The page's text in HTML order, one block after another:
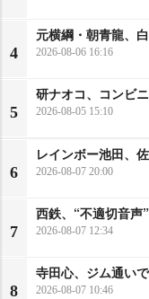
4
元横綱・朝青龍、
2026-08-06 16:16
5
研ナオコ、コンビ
2026-08-05 15:10
6
レインボー池田、
2026-08-07 20:00
7
西鉄、“不適切音声
2026-08-07 12:34
8
寺田心、ジム通い
2026-08-07 10:46